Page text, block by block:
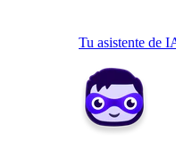
Tu asistente de